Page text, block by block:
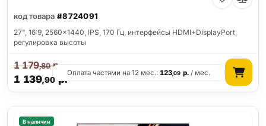
код товара #8724091
27", 16:9, 2560x1440, IPS, 170 Гц, интерфейсы HDMI+DisplayPort,
регулировка высоты
1 139,90 р.
1 179,80р.
Оплата частями на 12 мес.:123,09 р./ мес.
В наличии